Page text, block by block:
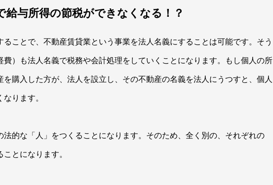
給与所得の節税ができなくなる！？
ことで、不動産賃貸業という事業を法人名義にすることは可能です。そう
費）も法人名義で税務や会計処理をしていくことになります。もし個人の所
購入した方が、法人を設立し、その不動産の名義を法人にうつすと、個人
ります。
法的な「人」をつくることになります。そのため、全く別の、それぞれの
とになります。